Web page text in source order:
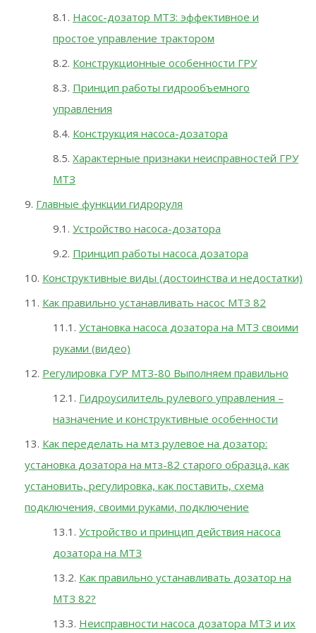
Насос-дозатор МТЗ: эффективное и
простое управление трактором
Конструкционные особенности ГРУ
Принцип работы гидрообъемного
управления
Конструкция насоса-дозатора
Характерные признаки неисправностей ГРУ
МТЗ
Главные функции гидроруля
Устройство насоса-дозатора
Принцип работы насоса дозатора
Конструктивные виды (достоинства и недостатки)
Как правильно устанавливать насос МТЗ 82
Установка насоса дозатора на МТЗ своими
руками (видео)
Регулировка ГУР МТЗ-80 Выполняем правильно
Гидроусилитель рулевого управления –
назначение и конструктивные особенности
Как переделать на мтз рулевое на дозатор:
установка дозатора на мтз-82 старого образца, как
установить, регулировка, как поставить, схема
подключения, своими руками, подключение
Устройство и принцип действия насоса
дозатора на МТЗ
Как правильно устанавливать дозатор на
МТЗ 82?
Неисправности насоса дозатора МТЗ и их